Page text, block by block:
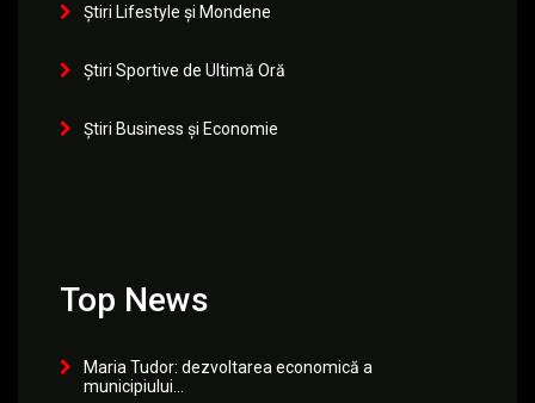
Știri Lifestyle și Mondene
Știri Sportive de Ultimă Oră
Știri Business și Economie
Top News
Maria Tudor: dezvoltarea economică a
municipiului...